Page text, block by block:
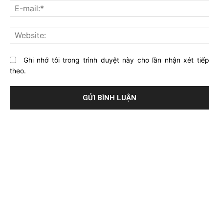
bài
viết
này?
Ghi nhớ tôi trong trình duyệt này cho lần nhận xét tiếp
theo.